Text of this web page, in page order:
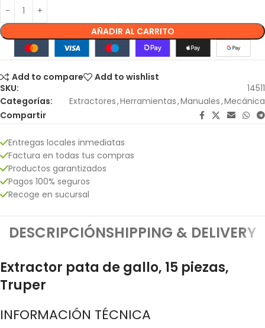
AÑADIR AL CARRITO
Add to compare
Add to wishlist
SKU:
14511
Categorías:
Extractores,Herramientas,Manuales,Mecánica
Compartir
Entregas locales inmediatas
Factura en todas tus compras
Productos garantizados
Pagos 100% seguros
Recoge en sucursal
DESCRIPCIÓNSHIPPING & DELIVERY
Extractor pata de gallo, 15 piezas,
Truper
INFORMACIÓN TÉCNICA